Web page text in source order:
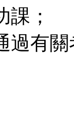
；
過有